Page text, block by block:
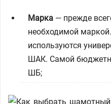
Марка — прежде
необходимой
используются
ШАК. Самой
ШБ;